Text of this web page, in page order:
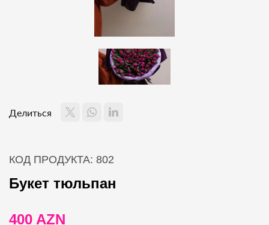
Делиться
КОД ПРОДУКТА: 802
Букет тюльпан
400 AZN